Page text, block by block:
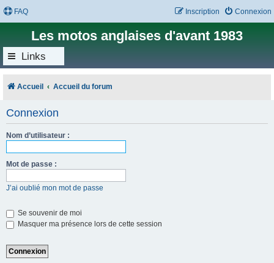
FAQ Connexion
Inscription
Les motos anglaises d'avant 1983
Links
Accueil Accueil du forum
Connexion
Nom d’utilisateur :
Mot de passe :
J’ai oublié mon mot de passe
Se souvenir de moi
Masquer ma présence lors de cette session